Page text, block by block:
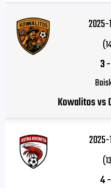
3-
Kowalitos vs
4-